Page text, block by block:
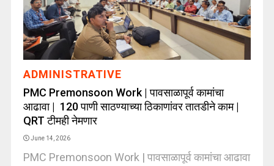
ADMINISTRATIVE
PMC Premonsoon Work | पावसाळापूर्व कामांचा
आढावा | 120 पाणी साठण्याच्या ठिकाणांवर तातडीने काम |
QRT टीमही नेमणार
June 14, 2026
PMC Premonsoon Work | पावसाळापूर्व कामांचा आढावा